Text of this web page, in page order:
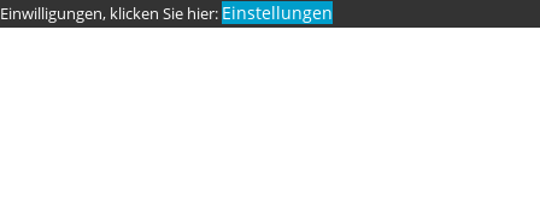
Einwilligungen, klicken Sie hier: Einstellungen